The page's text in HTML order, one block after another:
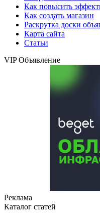
Как повысить
Как создать магазин
Раскрутка доски
Карта сайта
Статьи
VIP Объявление
Реклама
Каталог статей